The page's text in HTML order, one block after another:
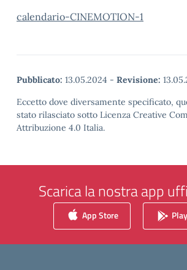
calendario-CINEMOTION-1
Pubblicato: 13.05.2024 - Revisione:
Eccetto dove diversamente specificato,
stato rilasciato sotto Licenza Creative
Attribuzione 4.0 Italia.
Scarica la nostra app
App Store